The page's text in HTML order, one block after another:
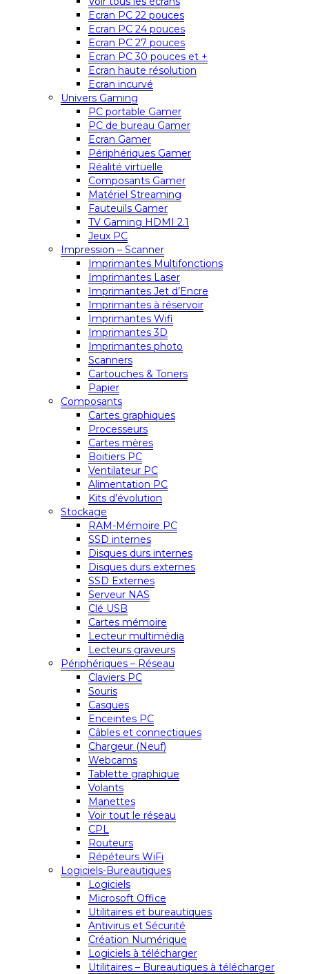
Ecran PC 22 pouces
Ecran PC 24 pouces
Ecran PC 27 pouces
Ecran PC 30 pouces et +
Ecran haute résolution
Ecran incurvé
Univers Gaming
PC portable Gamer
PC de bureau Gamer
Ecran Gamer
Périphériques Gamer
Réalité virtuelle
Composants Gamer
Matériel Streaming
Fauteuils Gamer
TV Gaming HDMI 2.1
Jeux PC
Impression – Scanner
Imprimantes Multifonctions
Imprimantes Laser
Imprimantes Jet d’Encre
Imprimantes à réservoir
Imprimantes Wifi
Imprimantes 3D
Imprimantes photo
Scanners
Cartouches & Toners
Papier
Composants
Cartes graphiques
Processeurs
Cartes mères
Boitiers PC
Ventilateur PC
Alimentation PC
Kits d’évolution
Stockage
RAM-Mémoire PC
SSD internes
Disques durs internes
Disques durs externes
SSD Externes
Serveur NAS
Clé USB
Cartes mémoire
Lecteur multimédia
Lecteurs graveurs
Périphériques – Réseau
Claviers PC
Souris
Casques
Enceintes PC
Câbles et connectiques
Chargeur (Neuf)
Webcams
Tablette graphique
Volants
Manettes
Voir tout le réseau
CPL
Routeurs
Répéteurs WiFi
Logiciels-Bureautiques
Logiciels
Microsoft Office
Utilitaires et bureautiques
Antivirus et Sécurité
Création Numérique
Logiciels à télécharger
Utilitaires – Bureautiques à télécharger